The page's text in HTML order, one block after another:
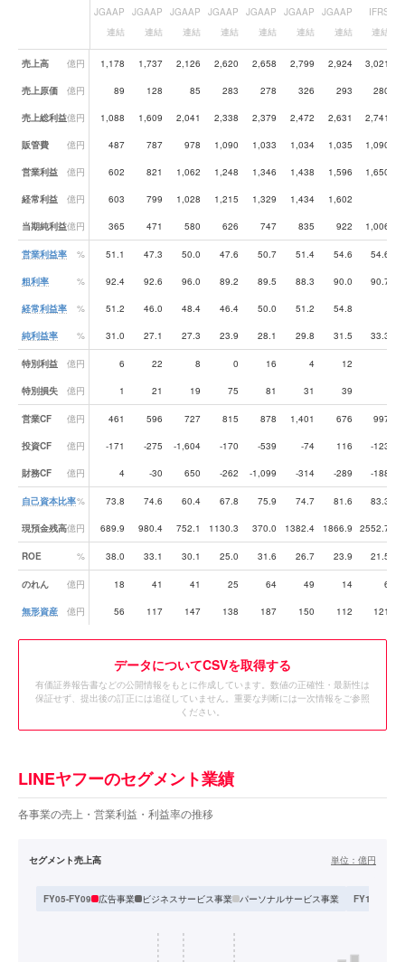
業績データ一覧
JGAAP
連結
JGAAP
連結
JGAAP
連結
JGAAP
連結
JGAAP
連結
JGAAP
連結
JGAAP
連結
IFRS
連結
売上高 億円 1,178 1,737 2,126 2,620 2,658 2,799 2,924 3,021
売上原価 億円 89 128 85 283 278 326 293 280
売上総利益億円 1,088 1,609 2,041 2,338 2,379 2,472 2,631 2,741
販管費 億円 487 787 978 1,090 1,033 1,034 1,035 1,090
営業利益 億円 602 821 1,062 1,248 1,346 1,438 1,596 1,650
経常利益 億円 603 799 1,028 1,215 1,329 1,434 1,602
当期純利益億円 365 471 580 626 747 835 922 1,006
営業利益率 % 51.1 47.3 50.0 47.6 50.7 51.4 54.6 54.6
粗利率 % 92.4 92.6 96.0 89.2 89.5 88.3 90.0 90.7
経常利益率 % 51.2 46.0 48.4 46.4 50.0 51.2 54.8
純利益率 % 31.0 27.1 27.3 23.9 28.1 29.8 31.5 33.3
特別利益 億円 6 22 8 0 16 4 12
特別損失 億円 1 21 19 75 81 31 39
営業CF 億円 461 596 727 815 878 1,401 676 997
投資CF 億円 -171 -275 -1,604 -170 -539 -74 116 -123
財務CF 億円 4 -30 650 -262 -1,099 -314 -289 -188
自己資本比率% 73.8 74.6 60.4 67.8 75.9 74.7 81.6 83.3
現預金残高億円 689.9 980.4 752.1 1130.3 370.0 1382.4 1866.9 2552.7
ROE % 38.0 33.1 30.1 25.0 31.6 26.7 23.9 21.5
のれん 億円 18 41 41 25 64 49 14 6
無形資産 億円 56 117 147 138 187 150 112 121
データについてCSVを取得する
有価証券報告書などの公開情報をもとに作成しています。数値の正確性・最新性は
保証せず、提出後の訂正には追従していません。重要な判断には一次情報をご参照
ください。
LINEヤフーのセグメント業績
各事業の売上・営業利益・利益率の推移
セグメント売上高 単位： 億円
FY05-FY09 広告事業 ビジネスサービス事業 パーソナルサービス事業 FY10-FY11